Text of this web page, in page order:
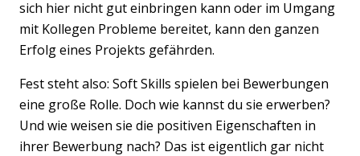
sich hier nicht gut einbringen kann oder im Umgang
mit Kollegen Probleme bereitet, kann den ganzen
Erfolg eines Projekts gefährden.
Fest steht also: Soft Skills spielen bei Bewerbungen
eine große Rolle. Doch wie kannst du sie erwerben?
Und wie weisen sie die positiven Eigenschaften in
ihrer Bewerbung nach? Das ist eigentlich gar nicht